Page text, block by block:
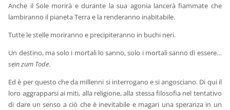
Anche il Sole morirà e durante la sua agonia lancerà fiammate che
lambiranno il pianeta Terra e la renderanno inabitabile.
Tutte le stelle moriranno e precipiteranno in buchi neri.
Un destino, ma solo i mortali lo sanno, solo i mortali sanno di essere…
sein zum Tode.
Ed è per questo che da millenni si interrogano e si angosciano. Di qui il
loro aggrapparsi ai miti, alla religione, alla stessa filosofia nel tentativo
di dare un senso a ciò che è inevitabile e magari una speranza in un